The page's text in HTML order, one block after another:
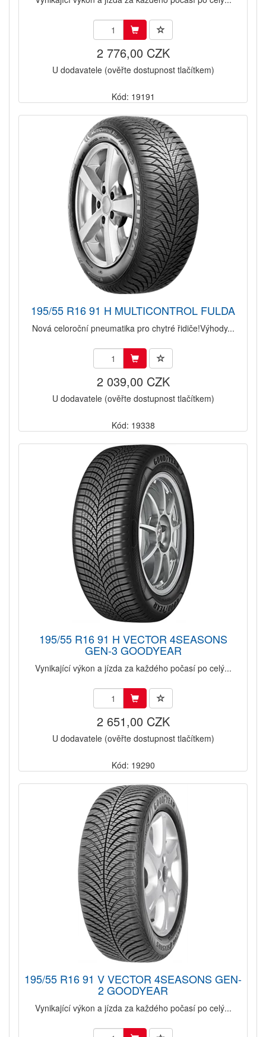
2 776,00 CZK
U dodavatele (ověřte dostupnost tlačítkem)
Kód: 19191
195/55 R16 91 H MULTICONTROL FULDA
Nová celoroční pneumatika pro chytré řidiče!Výhody...
2 039,00 CZK
U dodavatele (ověřte dostupnost tlačítkem)
Kód: 19338
195/55 R16 91 H VECTOR 4SEASONS
GEN-3 GOODYEAR
Vynikající výkon a jízda za každého počasí po celý...
2 651,00 CZK
U dodavatele (ověřte dostupnost tlačítkem)
Kód: 19290
195/55 R16 91 V VECTOR 4SEASONS GEN-
2 GOODYEAR
Vynikající výkon a jízda za každého počasí po celý...